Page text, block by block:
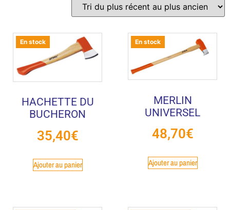
En stock
HACHETTE DU
BUCHERON
35,40€
Ajouter au panier
En stock
MERLIN
UNIVERSEL
48,70€
Ajouter au panier